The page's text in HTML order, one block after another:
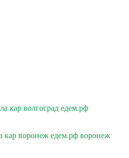
кар волгоград едем.рф
кар воронеж едем.рф воронеж